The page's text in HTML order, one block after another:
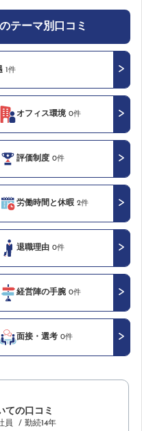
テーマ別口コミ
1件
オフィス環境 0件
評価制度 0件
労働時間と休暇 2件
退職理由 0件
経営陣の手腕 0件
面接・選考 0件
ての口コミ
員
/ 勤続14年